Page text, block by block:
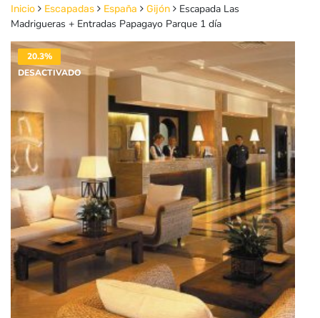
Inicio Escapadas España Gijón
Escapada Las
Madrigueras + Entradas Papagayo Parque 1 día
20.3%
DESACTIVADO